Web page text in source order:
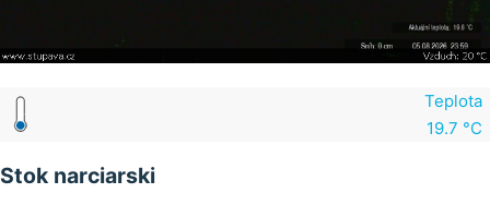
Teplota
19.7 °C
Stok narciarski